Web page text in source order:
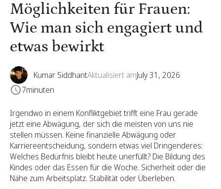
Möglichkeiten für Frauen:
Wie man sich engagiert und
etwas bewirkt
Kumar SiddhantAktualisiert amJuly 31, 2026
7minuten
Irgendwo in einem Konfliktgebiet trifft eine Frau gerade
jetzt eine Abwägung, der sich die meisten von uns nie
stellen müssen. Keine finanzielle Abwägung oder
Karriereentscheidung, sondern etwas viel Dringenderes:
Welches Bedürfnis bleibt heute unerfüllt? Die Bildung des
Kindes oder das Essen für die Woche. Sicherheit oder die
Nähe zum Arbeitsplatz. Stabilität oder Überleben.